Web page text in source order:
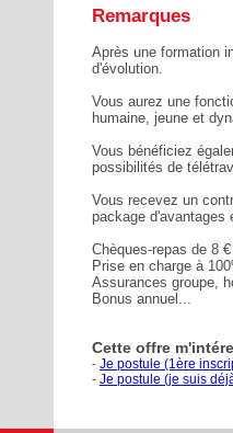
Remarques
Après une formation
d'évolution.
Vous aurez une
humaine, jeune et
Vous bénéficiez
possibilités de
Vous recevez un
package d'avantages
Chèques-repas de 8 €
Prise en charge à
Assurances groupe,
Bonus annuel...
Cette offre
- Je postule (1ère
- Je postule (je suis